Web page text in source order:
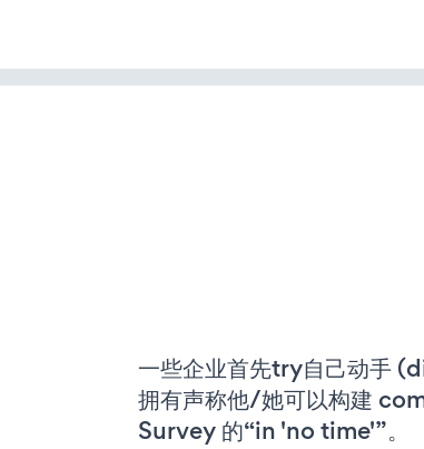
一些企业首先try自己动手
拥有声称他/她可以构建
Survey 的“in 'no time'”。